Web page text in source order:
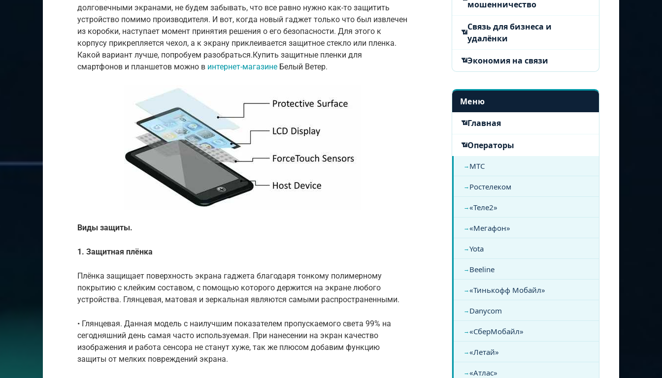
долговечными экранами, не будем забывать, что все равно нужно как-то защитить
устройство помимо производителя. И вот, когда новый гаджет только что был извлечен
из коробки, наступает момент принятия решения о его безопасности. Для этого к
корпусу прикрепляется чехол, а к экрану приклеивается защитное стекло или пленка.
Какой вариант лучше, попробуем разобраться.Купить защитные пленки для
смартфонов и планшетов можно в интернет-магазине Белый Ветер.
Виды защиты.
1. Защитная плёнка
Плёнка защищает поверхность экрана гаджета благодаря тонкому полимерному
покрытию с клейким составом, с помощью которого держится на экране любого
устройства. Глянцевая, матовая и зеркальная являются самыми распространенными.
• Глянцевая. Данная модель с наилучшим показателем пропускаемого света 99% на
сегодняшний день самая часто используемая. При нанесении на экран качество
изображения и работа сенсора не станут хуже, так же плюсом добавим функцию
защиты от мелких повреждений экрана.
мошенничество
Связь для бизнеса и
удалёнки
Экономия на связи
Меню
Главная
Операторы
МТС
Ростелеком
«Теле2»
«Мегафон»
Yota
Beeline
«Тинькофф Мобайл»
Danycom
«СберМобайл»
«Летай»
«Атлас»